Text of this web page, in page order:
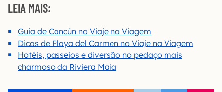
LEIA MAIS:
Guia de Cancún no Viaje na Viagem
Dicas de Playa del Carmen no Viaje na Viagem
Hotéis, passeios e diversão no pedaço mais
charmoso da Riviera Maia